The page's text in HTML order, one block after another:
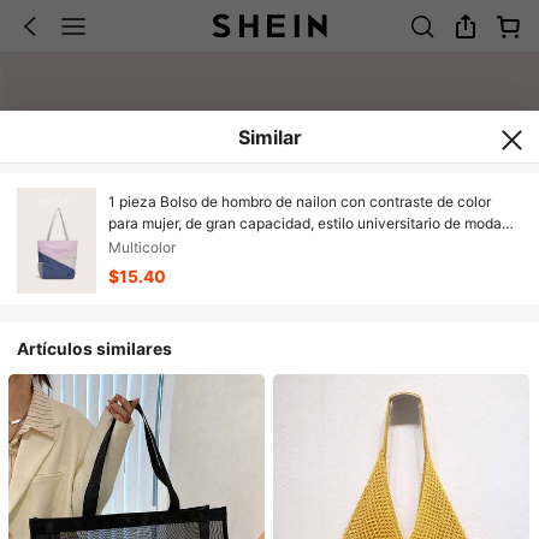
Similar
1 pieza Bolso de hombro de nailon con contraste de color
para mujer, de gran capacidad, estilo universitario de moda
patchwork, adecuado para compras, actividades al aire libre,
estudiantes universitarios
Multicolor
$15.40
Artículos similares